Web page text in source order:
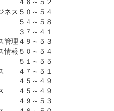
５０～５４
５４～５８
３７～４１
４９～５３
５０～５４
５１～５５
４７～５１
４５～４９
４５～４９
４９～５３